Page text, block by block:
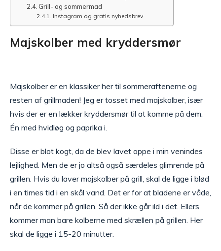
Grill- og sommermad
Instagram og gratis nyhedsbrev
Majskolber med kryddersmør
Majskolber er en klassiker her til sommeraftenerne og
resten af grillmaden! Jeg er tosset med majskolber, især
hvis der er en lækker kryddersmør til at komme på dem.
Én med hvidløg og paprika i.
Disse er blot kogt, da de blev lavet oppe i min venindes
lejlighed. Men de er jo altså også særdeles glimrende på
grillen. Hvis du laver majskolber på grill, skal de ligge i blød
i en times tid i en skål vand. Det er for at bladene er våde,
når de kommer på grillen. Så der ikke går ild i det. Ellers
kommer man bare kolberne med skrællen på grillen. Her
skal de ligge i 15-20 minutter.